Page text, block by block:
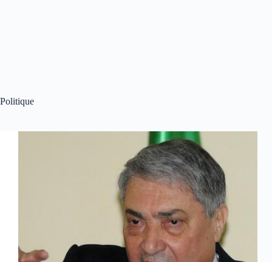
Politique